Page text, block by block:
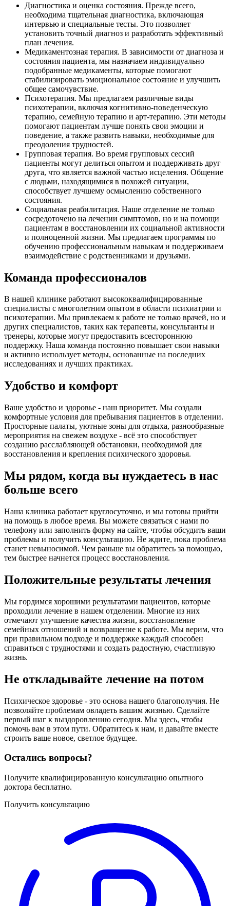
Диагностика и оценка состояния. Прежде всего,
необходима тщательная диагностика, включающая
интервью и специальные тесты. Это позволяет
установить точный диагноз и разработать эффективный
план лечения.
Медикаментозная терапия. В зависимости от диагноза и
состояния пациента, мы назначаем индивидуально
подобранные медикаменты, которые помогают
стабилизировать эмоциональное состояние и улучшить
общее самочувствие.
Психотерапия. Мы предлагаем различные виды
психотерапии, включая когнитивно-поведенческую
терапию, семейную терапию и арт-терапию. Эти методы
помогают пациентам лучше понять свои эмоции и
поведение, а также развить навыки, необходимые для
преодоления трудностей.
Групповая терапия. Во время групповых сессий
пациенты могут делиться опытом и поддерживать друг
друга, что является важной частью исцеления. Общение
с людьми, находящимися в похожей ситуации,
способствует лучшему осмыслению собственного
состояния.
Социальная реабилитация. Наше отделение не только
сосредоточено на лечении симптомов, но и на помощи
пациентам в восстановлении их социальной активности
и полноценной жизни. Мы предлагаем программы по
обучению профессиональным навыкам и поддерживаем
взаимодействие с родственниками и друзьями.
Команда профессионалов
В нашей клинике работают высококвалифицированные
специалисты с многолетним опытом в области психиатрии и
психотерапии. Мы привлекаем к работе не только врачей, но и
других специалистов, таких как терапевты, консультанты и
тренеры, которые могут предоставить всестороннюю
поддержку. Наша команда постоянно повышает свои навыки
и активно использует методы, основанные на последних
исследованиях и лучших практиках.
Удобство и комфорт
Ваше удобство и здоровье - наш приоритет. Мы создали
комфортные условия для пребывания пациентов в отделении.
Просторные палаты, уютные зоны для отдыха, разнообразные
мероприятия на свежем воздухе - всё это способствует
созданию расслабляющей обстановки, необходимой для
восстановления и крепления психического здоровья.
Мы рядом, когда вы нуждаетесь в нас
больше всего
Наша клиника работает круглосуточно, и мы готовы прийти
на помощь в любое время. Вы можете связаться с нами по
телефону или заполнить форму на сайте, чтобы обсудить ваши
проблемы и получить консультацию. Не ждите, пока проблема
станет невыносимой. Чем раньше вы обратитесь за помощью,
тем быстрее начнется процесс восстановления.
Положительные результаты лечения
Мы гордимся хорошими результатами пациентов, которые
проходили лечение в нашем отделении. Многие из них
отмечают улучшение качества жизни, восстановление
семейных отношений и возвращение к работе. Мы верим, что
при правильном подходе и поддержке каждый способен
справиться с трудностями и создать радостную, счастливую
жизнь.
Не откладывайте лечение на потом
Психическое здоровье - это основа нашего благополучия. Не
позволяйте проблемам овладеть вашим жизнью. Сделайте
первый шаг к выздоровлению сегодня. Мы здесь, чтобы
помочь вам в этом пути. Обратитесь к нам, и давайте вместе
строить ваше новое, светлое будущее.
Остались вопросы?
Получите квалифицированную консультацию опытного
доктора бесплатно.
Получить консультацию